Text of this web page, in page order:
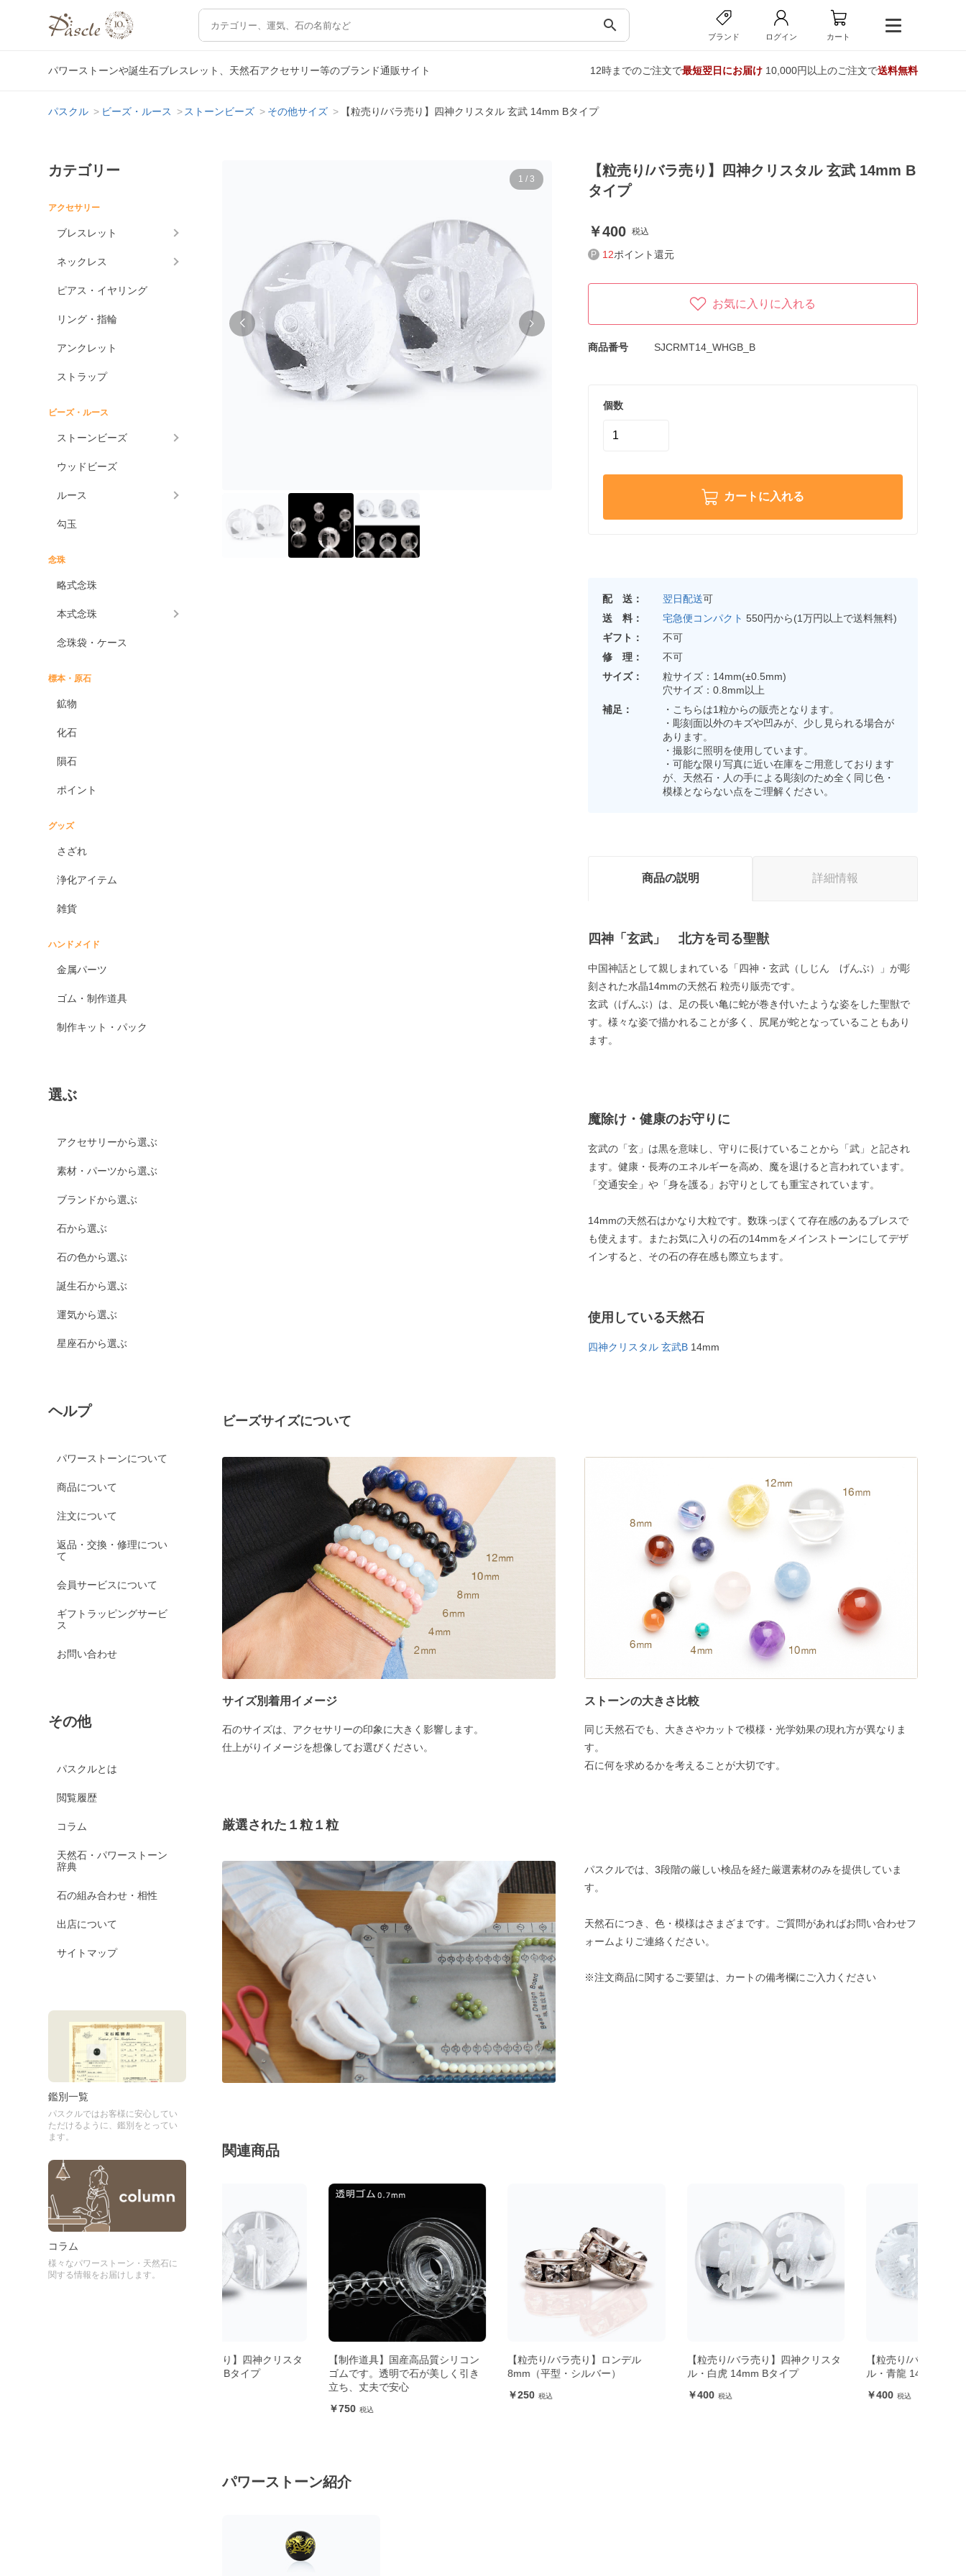
search
ブランド ログイン カート
パワーストーンや誕生石ブレスレット、天然石アクセサリー等のブランド通販サイト 12時までのご注文で最短翌日にお届け10,000円以上のご注文で送料無料
パスクル ビーズ・ルース ストーンビーズ その他サイズ 【粒売り/バラ売り】四神クリスタル 玄武 14mm Bタイプ
カテゴリー
アクセサリー
ブレスレット
ネックレス
ピアス・イヤリング
リング・指輪
アンクレット
ストラップ
ビーズ・ルース
ストーンビーズ
ウッドビーズ
ルース
勾玉
念珠
略式念珠
本式念珠
念珠袋・ケース
標本・原石
鉱物
化石
隕石
ポイント
グッズ
さざれ
浄化アイテム
雑貨
ハンドメイド
金属パーツ
ゴム・制作道具
制作キット・パック
選ぶ
アクセサリーから選ぶ
素材・パーツから選ぶ
ブランドから選ぶ
石から選ぶ
石の色から選ぶ
誕生石から選ぶ
運気から選ぶ
星座石から選ぶ
ヘルプ
パワーストーンについて
商品について
注文について
返品・交換・修理につい
て
会員サービスについて
ギフトラッピングサービ
ス
お問い合わせ
その他
パスクルとは
閲覧履歴
コラム
天然石・パワーストーン
辞典
石の組み合わせ・相性
出店について
サイトマップ
鑑別一覧
パスクルではお客様に安心してい
ただけるように、鑑別をとってい
ます。
コラム
様々なパワーストーン・天然石に
関する情報をお届けします。
1 / 3
【粒売り/バラ売り】四神クリスタル 玄武 14mm B
タイプ
400 税込
12ポイント還元
お気に入りに入れる
商品番号 SJCRMT14_WHGB_B
個数
カートに入れる
配 送： 翌日配送可
送 料：
宅急便コンパクト 550円から(1万円以上で送料無料)
ギフト：
不可
修 理：
不可
サイズ：
粒サイズ：14mm(±0.5mm)
穴サイズ：0.8mm以上
補足：
・こちらは1粒からの販売となります。
・彫刻面以外のキズや凹みが、少し見られる場合が
あります。
・撮影に照明を使用しています。
・可能な限り写真に近い在庫をご用意しております
が、天然石・人の手による彫刻のため全く同じ色・
模様とならない点をご理解ください。
商品の説明 詳細情報
四神「玄武」 北方を司る聖獣
中国神話として親しまれている「四神・玄武（しじん げんぶ）」が彫
刻された水晶14mmの天然石 粒売り販売です。
玄武（げんぶ）は、足の長い亀に蛇が巻き付いたような姿をした聖獣で
す。様々な姿で描かれることが多く、尻尾が蛇となっていることもあり
ます。
魔除け・健康のお守りに
玄武の「玄」は黒を意味し、守りに長けていることから「武」と記され
ます。健康・長寿のエネルギーを高め、魔を退けると言われています。
「交通安全」や「身を護る」お守りとしても重宝されています。
14mmの天然石はかなり大粒です。数珠っぽくて存在感のあるブレスで
も使えます。またお気に入りの石の14mmをメインストーンにしてデザ
インすると、その石の存在感も際立ちます。
使用している天然石
四神クリスタル 玄武B14mm
ビーズサイズについて
サイズ別着用イメージ
石のサイズは、アクセサリーの印象に大きく影響します。
仕上がりイメージを想像してお選びください。
ストーンの大きさ比較
同じ天然石でも、大きさやカットで模様・光学効果の現れ方が異なりま
す。
石に何を求めるかを考えることが大切です。
厳選された１粒１粒
パスクルでは、3段階の厳しい検品を経た厳選素材のみを提供していま
す。
天然石につき、色・模様はさまざまです。ご質問があればお問い合わせフ
ォームよりご連絡ください。
※注文商品に関するご要望は、カートの備考欄にご入力ください
関連商品
【制作道具】国産高品質シリコン
ゴムです。透明で石が美しく引き
【粒売り/バラ売り】ロンデル
8mm（平型・シルバー）
【粒売り/バラ売り】四神クリスタ
ル・白虎 14mm Bタイプ
【粒売り/バラ売り】四神クリスタ
ル・青龍 14mm Bタイプ
パワーストーン紹介